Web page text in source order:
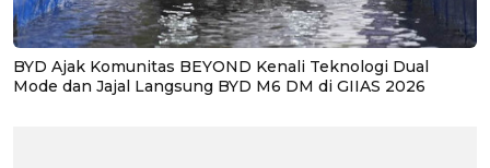
BYD Ajak Komunitas BEYOND Kenali Teknologi Dual
Mode dan Jajal Langsung BYD M6 DM di GIIAS 2026